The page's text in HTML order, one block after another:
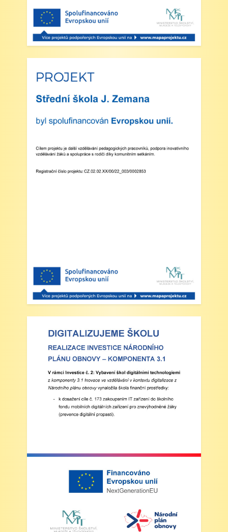
Třídní výlet Liberec IV.třída
Zveřejněno: 20.5.2025
Výlet do ZOO Dvůr Králové n/L
Zveřejněno: 16.5.2025
plavecká výuka, V., VI. a VII.třída
Třídní schůzky dne 8. 4. 2025 od 13 - 16